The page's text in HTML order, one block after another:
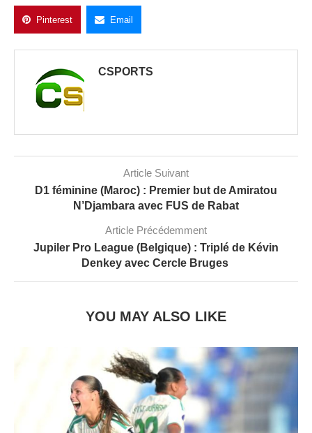
Pinterest Email
CSPORTS
Article Suivant
D1 féminine (Maroc) : Premier but de Amiratou
N’Djambara avec FUS de Rabat
Article Précédemment
Jupiler Pro League (Belgique) : Triplé de Kévin
Denkey avec Cercle Bruges
YOU MAY ALSO LIKE